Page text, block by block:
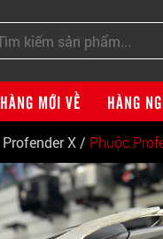
HÀNG MỚI VỀ HÀNG
Profender X/ Phuộc